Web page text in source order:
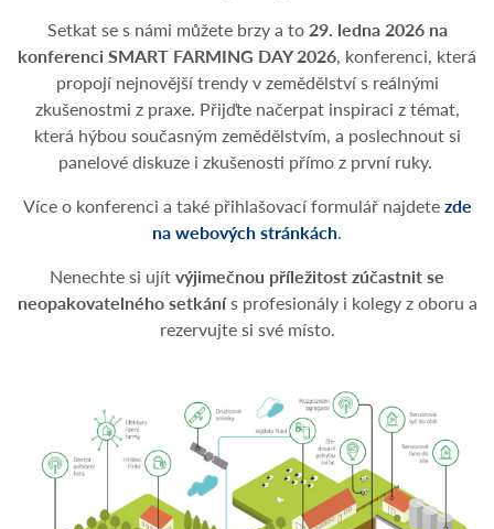
Setkat se s námi můžete brzy a to29. ledna 2026 na
konferenci SMART FARMING DAY 2026, konferenci, která
propojí nejnovější trendy v zemědělství s reálnými
zkušenostmi z praxe. Přijďte načerpat inspiraci z témat,
která hýbou současným zemědělstvím, a poslechnout si
panelové diskuze i zkušenosti přímo z první ruky.
Více o konferenci a také přihlašovací formulář najdetezde
na webových stránkách.
Nenechte si ujítvýjimečnou příležitost zúčastnit se
neopakovatelného setkánís profesionály i kolegy z oboru a
rezervujte si své místo.